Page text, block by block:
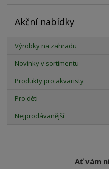
Akční nabídky
Výrobky na zahradu
Novinky v sortimentu
Produkty pro akvaristy
Pro děti
Nejprodávanější
Ať vám